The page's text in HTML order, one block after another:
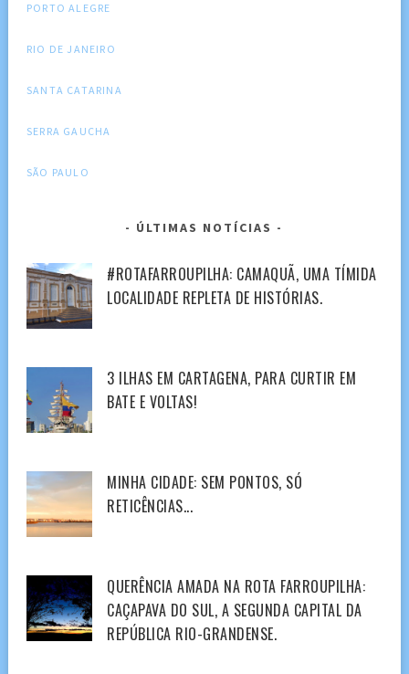
PORTO ALEGRE
RIO DE JANEIRO
SANTA CATARINA
SERRA GAUCHA
SÃO PAULO
ÚLTIMAS NOTÍCIAS
#ROTAFARROUPILHA: CAMAQUÃ, UMA TÍMIDA
LOCALIDADE REPLETA DE HISTÓRIAS.
3 ILHAS EM CARTAGENA, PARA CURTIR EM
BATE E VOLTAS!
MINHA CIDADE: SEM PONTOS, SÓ
RETICÊNCIAS...
QUERÊNCIA AMADA NA ROTA FARROUPILHA:
CAÇAPAVA DO SUL, A SEGUNDA CAPITAL DA
REPÚBLICA RIO-GRANDENSE.